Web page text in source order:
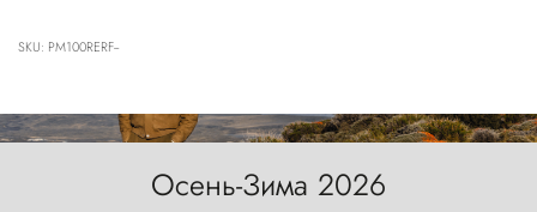
SKU: PM100RERF--
Осень-Зима 2026